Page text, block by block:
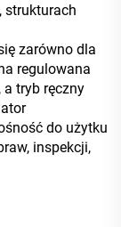
strukturach
zarówno dla
regulowana
tryb ręczny
do użytku
inspekcji,